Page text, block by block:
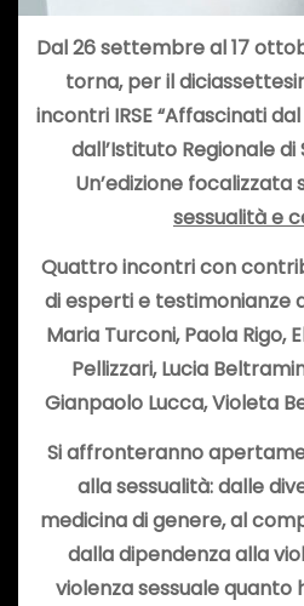
Dal 26 settembre al 17
torna, per il
incontri IRSE “Affascinati
dall’Istituto Regionale di
Un’edizione focalizzata
sessualità e
Quattro incontricon
di esperti e testimonianze
Maria Turconi, Paola Rigo,
Pellizzari,Lucia
Gianpaolo Lucca,Violeta
Si affronteranno
alla sessualità: dalle
medicina di genere, al
dalla dipendenza alla
violenza sessuale quanto